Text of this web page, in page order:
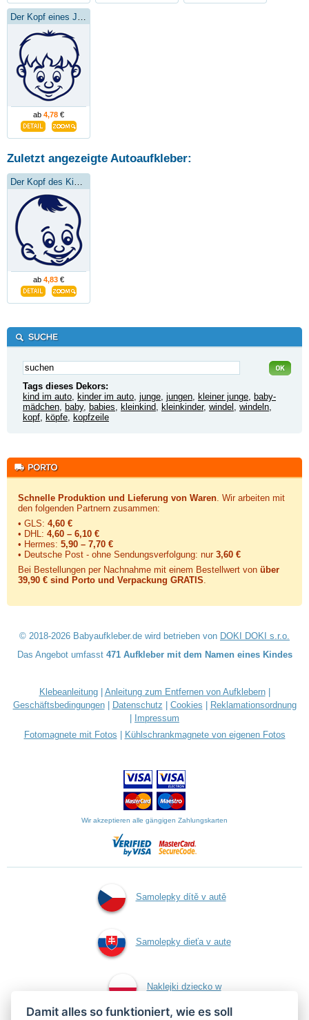
ab 4,78 €
Zuletzt angezeigte Autoaufkleber:
ab 4,83 €
Tags dieses Dekors:
kind im auto kinder im auto junge jungen kleiner junge baby-
mädchen baby, babies kleinkind kleinkinder, windel windeln
kopf köpfe kopfzeile
Schnelle Produktion und Lieferung von Waren . Wir arbeiten mit
den folgenden Partnern zusammen:
• GLS: 4,60 €
• DHL: 4,60 – 6,10 €
• Hermes: 5,90 – 7,70 €
• Deutsche Post - ohne Sendungsverfolgung: nur 3,60 €
Bei Bestellungen per Nachnahme mit einem Bestellwert von über
39,90 € sind Porto und Verpackung GRATIS
© 2018-2026 Babyaufkleber.de wird betrieben von DOKI DOKI s.r.o.
Das Angebot umfasst 471 Aufkleber mit dem Namen eines Kindes
Klebeanleitung| Anleitung zum Entfernen von Aufklebern|
Geschäftsbedingungen| Datenschutz Cookies
Reklamationsordnung
Impressum
Fotomagnete mit Fotos
Kühlschrankmagnete von eigenen Fotos
Wir akzeptieren alle gängigen Zahlungskarten
Samolepky dítě v autě
Samolepky dieťa v aute
Naklejki dziecko w
Damit alles so funktioniert, wie es soll